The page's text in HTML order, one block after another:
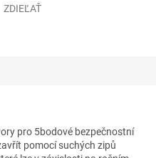
ZDIEĽAŤ
pro 5bodové bezpečnostní
pomocí suchých zipů